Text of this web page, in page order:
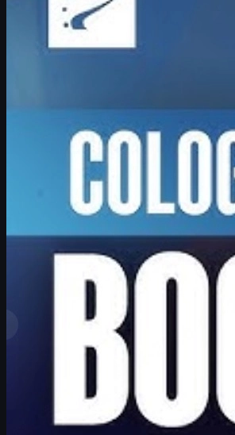
IEM 쾰른 메이저 2026에서 기적의 플레이
의 복귀 스토리, 젊은 팀과의 도전, 그리고
제작:
최고 순위